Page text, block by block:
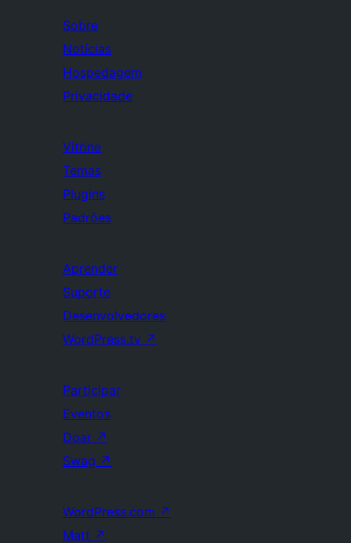
Sobre
Notícias
Hospedagem
Privacidade
Vitrine
Temas
Plugins
Padrões
Aprender
Suporte
Desenvolvedores
WordPress.tv ↗
Participar
Eventos
Doar ↗
Swag ↗
WordPress.com ↗
Matt ↗